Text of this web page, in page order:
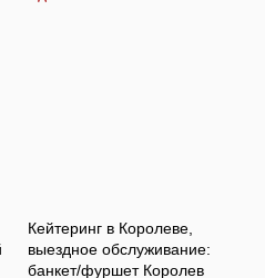
Кейтеринг в Королеве,
выездное обслуживание:
банкет/фуршет Королев